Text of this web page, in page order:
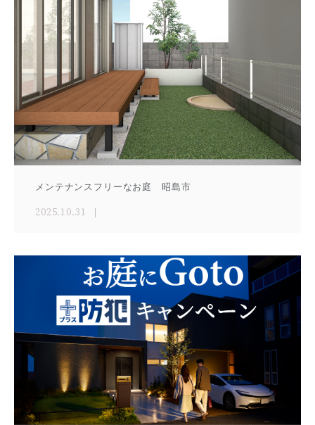
メンテナンスフリーなお庭 昭島市
2025.10.31